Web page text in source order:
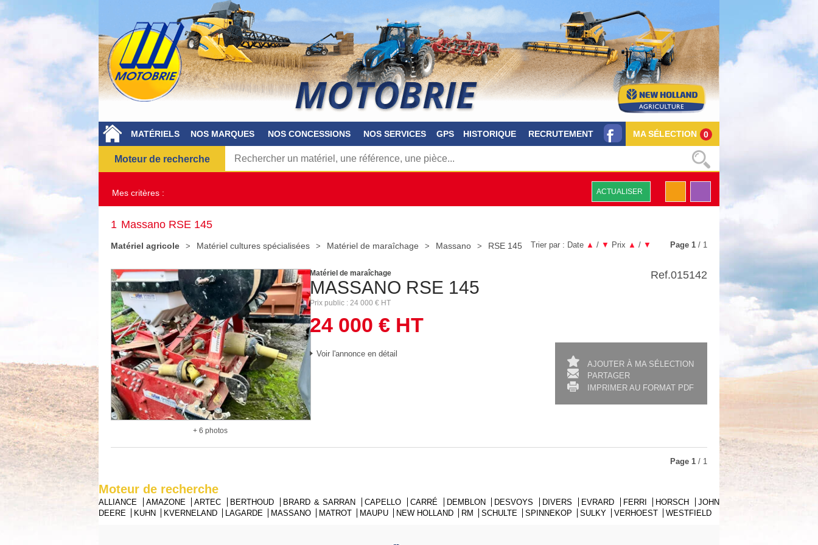
MATÉRIELS NOS MARQUES NOS CONCESSIONS NOS SERVICES GPS HISTORIQUE RECRUTEMENT MA SÉLECTION 0
Moteur de recherche
Mes critères : ACTUALISER
Matériel agricole Matériel cultures spécialisées Matériel de maraîchage Massano RSE 145
1 Massano RSE 145
Trier par : Date ▲ / ▼ Prix ▲ / ▼ Page 1 / 1
+ 6 photos
MASSANO RSE 145
Matériel de maraîchage
Prix public 24 000 € HT
24 000 € HT
Voir l'annonce en détail
Ref.015142
AJOUTER À MA SÉLECTION
PARTAGER
IMPRIMER AU FORMAT PDF
Page 1 / 1
Moteur de recherche
ALLIANCE AMAZONE ARTEC BERTHOUD BRARD & SARRAN CAPELLO CARRÉ DEMBLON DESVOYS DIVERS EVRARD FERRI HORSCH
JOHN
DEERE
KUHN KVERNELAND LAGARDE MASSANO MATROT MAUPU NEW HOLLAND RM SCHULTE SPINNEKOP SULKY VERHOEST WESTFIELD